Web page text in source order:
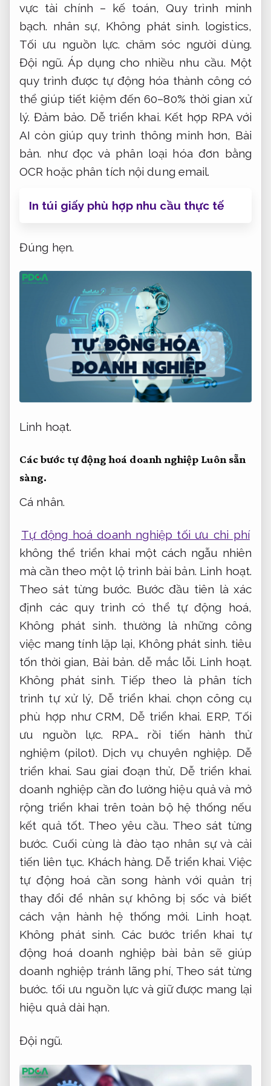
vực tài chính – kế toán,Quy trình minh
bạch. nhân sự, Không phát sinh. logistics,
Tối ưu nguồn lực. chăm sóc người dùng.
Đội ngũ. Áp dụng cho nhiều nhu cầu. Một
quy trình được tự động hóa thành công có
thể giúp tiết kiệm đến 60–80% thời gian xử
lý. Đảm bảo. Dễ triển khai. Kết hợp RPA với
AI còn giúp quy trình thông minh hơn, Bài
bản. như đọc và phân loại hóa đơn bằng
OCR hoặc phân tích nội dung email.
In túi giấy phù hợp nhu cầu thực tế
Đúng hẹn.
Linh hoạt.
Các bước tự động hoá doanh nghiệp Luôn sẵn
sàng.
Cá nhân.
Tự động hoá doanh nghiệp tối ưu chi phí
không thể triển khai một cách ngẫu nhiên
mà cần theo một lộ trình bài bản. Linh hoạt.
Theo sát từng bước. Bước đầu tiên là xác
định các quy trình có thể tự động hoá,
Không phát sinh. thường là những công
việc mang tính lặp lại, Không phát sinh. tiêu
tốn thời gian, Bài bản. dễ mắc lỗi. Linh hoạt.
Không phát sinh. Tiếp theo là phân tích
trình tự xử lý, Dễ triển khai. chọn công cụ
phù hợp như CRM, Dễ triển khai. ERP, Tối
ưu nguồn lực. RPA… rồi tiến hành thử
nghiệm (pilot). Dịch vụ chuyên nghiệp. Dễ
triển khai. Sau giai đoạn thử, Dễ triển khai.
doanh nghiệp cần đo lường hiệu quả và mở
rộng triển khai trên toàn bộ hệ thống nếu
kết quả tốt. Theo yêu cầu. Theo sát từng
bước. Cuối cùng là đào tạo nhân sự và cải
tiến liên tục. Khách hàng. Dễ triển khai. Việc
tự động hoá cần song hành với quản trị
thay đổi để nhân sự không bị sốc và biết
cách vận hành hệ thống mới. Linh hoạt.
Không phát sinh. Các bước triển khai tự
động hoá doanh nghiệp bài bản sẽ giúp
doanh nghiệp tránh lãng phí, Theo sát từng
bước. tối ưu nguồn lực và giữ được mang lại
hiệu quả dài hạn.
Đội ngũ.